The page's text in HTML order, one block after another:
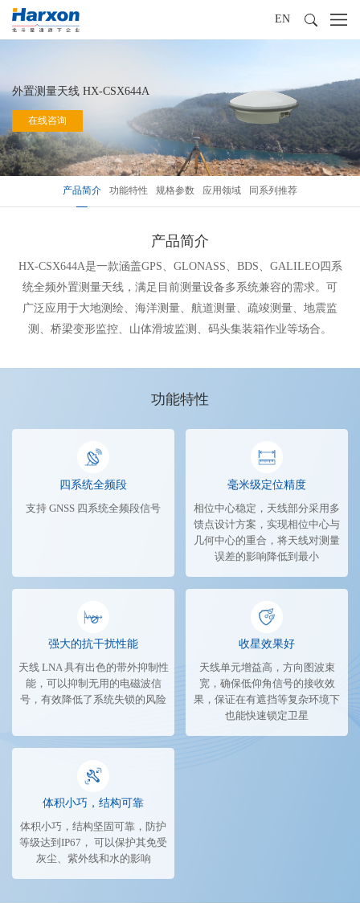
EN
外置测量天线 HX-CSX644A
在线咨询
产品简介 功能特性 规格参数 应用领域 同系列推荐
产品简介
HX-CSX644A是一款涵盖GPS、GLONASS、BDS、GALILEO四系
统全频外置测量天线，满足目前测量设备多系统兼容的需求。可
广泛应用于大地测绘、海洋测量、航道测量、疏竣测量、地震监
测、桥梁变形监控、山体滑坡监测、码头集装箱作业等场合。
功能特性
四系统全频段
支持 GNSS 四系统全频段信号
毫米级定位精度
相位中心稳定，天线部分采用多
馈点设计方案，实现相位中心与
几何中心的重合，将天线对测量
误差的影响降低到最小
强大的抗干扰性能
天线 LNA 具有出色的带外抑制性
能，可以抑制无用的电磁波信
号，有效降低了系统失锁的风险
收星效果好
天线单元增益高，方向图波束
宽，确保低仰角信号的接收效
果，保证在有遮挡等复杂环境下
也能快速锁定卫星
体积小巧，结构可靠
体积小巧，结构坚固可靠，防护
等级达到IP67， 可以保护其免受
灰尘、紫外线和水的影响